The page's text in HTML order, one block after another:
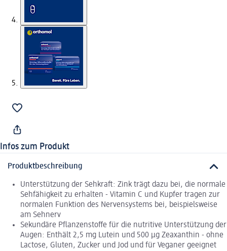
Infos zum Produkt
Produktbeschreibung
Unterstützung der Sehkraft: Zink trägt dazu bei, die normale
Sehfähigkeit zu erhalten - Vitamin C und Kupfer tragen zur
normalen Funktion des Nervensystems bei, beispielsweise
am Sehnerv
Sekundäre Pflanzenstoffe für die nutritive Unterstützung der
Augen: Enthält 2,5 mg Lutein und 500 μg Zeaxanthin - ohne
Lactose, Gluten, Zucker und Jod und für Veganer geeignet